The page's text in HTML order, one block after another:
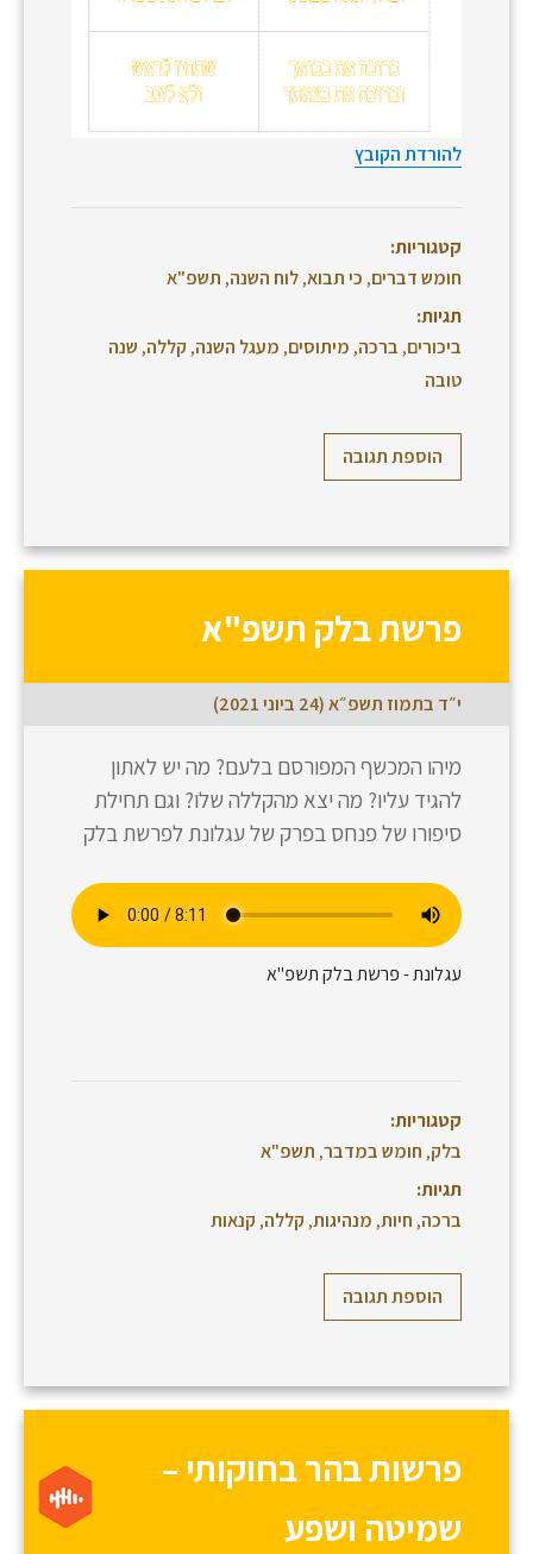
להורדת הקובץ
קטגוריות:
חומש דברים, כי תבוא,לוח השנה, תשפ"א
תגיות:
ביכורים, ברכה, מיתוסים, מעגל השנה, קללה, שנה
טובה
הוספת תגובה
פרשת בלק תשפ"א
י״ד בתמוז תשפ״א (24 ביוני 2021)
מיהו המכשף המפורסם בלעם? מה יש לאתון
להגיד עליו? מה יצא מהקללה שלו? וגם תחילת
סיפורו של פנחס בפרק של עגלונת לפרשת בלק
עגלונת - פרשת בלק תשפ"א
קטגוריות:
בלק, חומש במדבר, תשפ"א
תגיות:
ברכה, חיות, מנהיגות, קללה, קנאות
הוספת תגובה
פרשות בהר בחוקותי –
שמיטה ושפע